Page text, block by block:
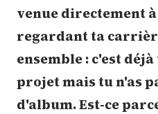
venue directement
regardant ta
ensemble : c'est
projet mais tu n'as
d'album. Est-ce